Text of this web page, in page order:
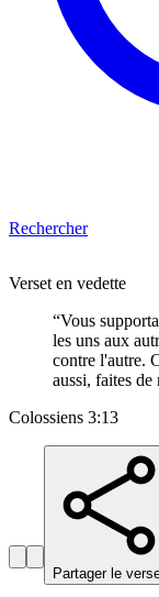
Rechercher
Verset en vedette
“Vous
les uns aux
contre l'autre.
aussi, faites de
Colossiens 3:13
Partager le